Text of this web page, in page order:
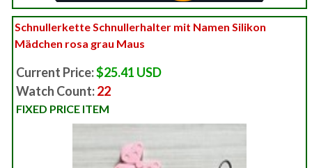
Schnullerkette Schnullerhalter mit Namen Silikon
Mädchen rosa grau Maus
Current Price:$25.41 USD
Watch Count:22
FIXED PRICE ITEM